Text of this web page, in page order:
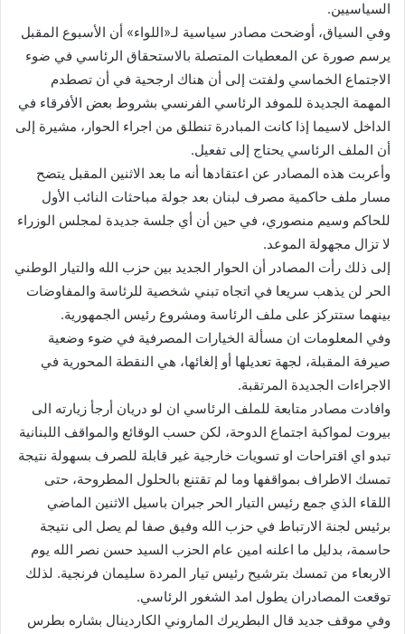
السياسيين.
وفي السياق، أوضحت مصادر سياسية لـ«اللواء» أن الأسبوع المقبل
يرسم صورة عن المعطيات المتصلة بالاستحقاق الرئاسي في ضوء
الاجتماع الخماسي ولفتت إلى أن هناك ارجحية في أن تصطدم
المهمة الجديدة للموفد الرئاسي الفرنسي بشروط بعض الأفرقاء في
الداخل لاسيما إذا كانت المبادرة تنطلق من اجراء الحوار، مشيرة إلى
أن الملف الرئاسي يحتاج إلى تفعيل.
وأعربت هذه المصادر عن اعتقادها أنه ما بعد الاثنين المقبل يتضح
مسار ملف حاكمية مصرف لبنان بعد جولة مباحثات النائب الأول
للحاكم وسيم منصوري، في حين أن أي جلسة جديدة لمجلس الوزراء
لا تزال مجهولة الموعد.
إلى ذلك رأت المصادر أن الحوار الجديد بين حزب الله والتيار الوطني
الحر لن يذهب سريعا في اتجاه تبني شخصية للرئاسة والمفاوضات
بينهما ستتركز على ملف الرئاسة ومشروع رئيس الجمهورية.
وفي المعلومات ان مسألة الخيارات المصرفية في ضوء وضعية
صيرفة المقبلة، لجهة تعديلها أو إلغائها، هي النقطة المحورية في
الاجراءات الجديدة المرتقبة.
وافادت مصادر متابعة للملف الرئاسي ان لو دريان أرجأ زيارته الى
بيروت لمواكبة اجتماع الدوحة، لكن حسب الوقائع والمواقف اللبنانية
تبدو اي اقتراحات او تسويات خارجية غير قابلة للصرف بسهولة نتيجة
تمسك الاطراف بمواقفها وما لم تقتنع بالحلول المطروحة، حتى
اللقاء الذي جمع رئيس التيار الحر جبران باسيل الاثنين الماضي
برئيس لجنة الارتباط في حزب الله وفيق صفا لم يصل الى نتيجة
حاسمة، بدليل ما اعلنه امين عام الحزب السيد حسن نصر الله يوم
الاربعاء من تمسك بترشيح رئيس تيار المردة سليمان فرنجية. لذلك
توقعت المصادران يطول امد الشغور الرئاسي.
وفي موقف جديد قال البطريرك الماروني الكاردينال بشاره بطرس